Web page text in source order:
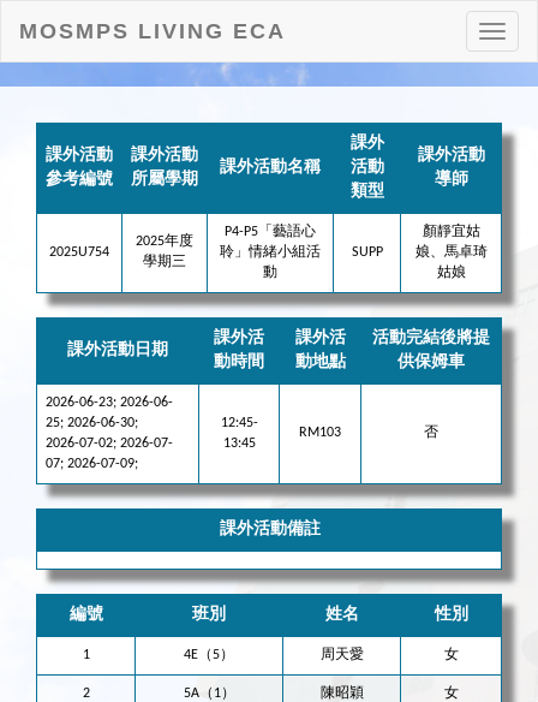
打
開
MOSMPS LIVING ECA
課外活動
參考編號
課外活動
所屬學期
課外活動名稱
課外
活動
類型
課外活動
導師
2025U754
2025年度
學期三
P4-P5「藝語心
聆」情緒小組活
動
SUPP
顏靜宜姑
娘、馬卓琦
姑娘
課外活動日期
課外活
動時間
課外活
動地點
活動完結後將提
供保姆車
2026-06-23; 2026-06-
25; 2026-06-30;
2026-07-02; 2026-07-
07; 2026-07-09;
12:45-
13:45
RM103 否
課外活動備註
編號 班別 姓名 性別
1 4E（5） 周天愛 女
2 5A（1） 陳昭穎 女